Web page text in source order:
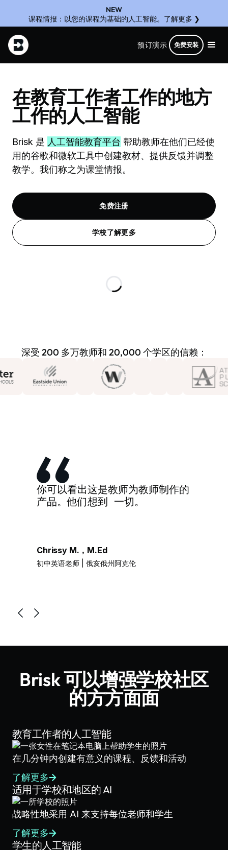
NEW
课程情报：以您的课程为基础的人工智能。了解更多 ❯
预订演示 免费安装
在教育工作者工作的地方
工作的人工智能
Brisk 是 人工智能教育平台 帮助教师在他们已经使
用的谷歌和微软工具中创建教材、提供反馈并调整
教学。我们称之为课堂情报。
免费注册
学校了解更多
深受 200 多万教师和 20,000 个学区的信赖：
Chrissy M.，M.Ed
初中英语老师 | 俄亥俄州阿克伦
你可以看出这是教师为教师制作的
产品。他们想到 一切。
Brisk 可以增强学校社区
的方方面面
教育工作者的人工智能
在几分钟内创建有意义的课程、反馈和活动
了解更多
适用于学校和地区的 AI
战略性地采用 AI 来支持每位老师和学生
了解更多
学生的人工智能